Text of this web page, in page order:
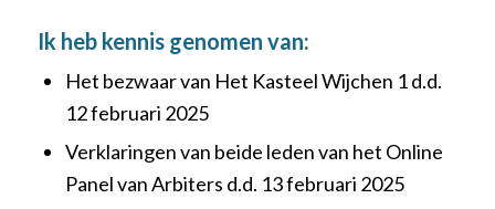
Ik heb kennis genomen van:
Het bezwaar van Het Kasteel Wijchen 1 d.d.
12 februari 2025
Verklaringen van beide leden van het Online
Panel van Arbiters d.d. 13 februari 2025